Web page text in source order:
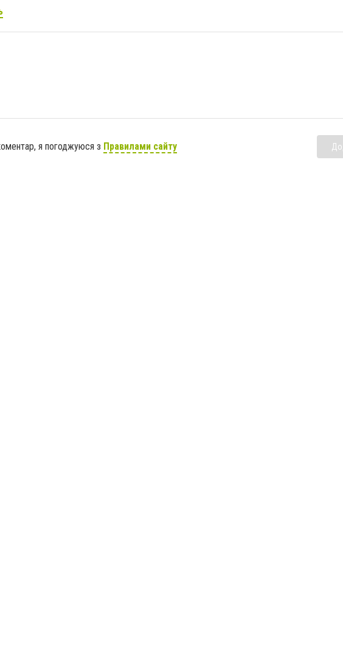
я погоджуюся з Правилами сайту